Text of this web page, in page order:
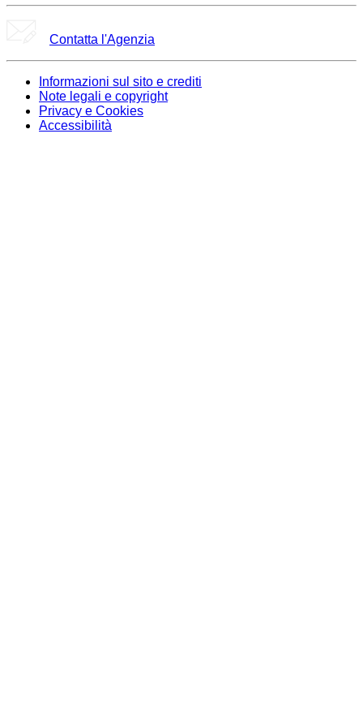
Contatta l'Agenzia
Informazioni sul sito e crediti
Note legali e copyright
Privacy e Cookies
Accessibilità